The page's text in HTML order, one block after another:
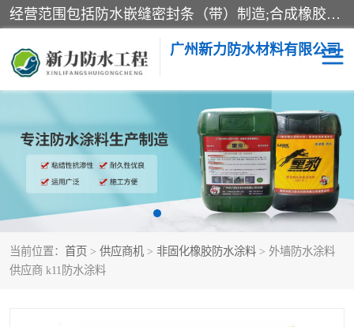
经营范围包括防水嵌缝密封条（带）制造;合成橡胶制造（监控化学品、危险化学品除外）;沥青混合物制造;防水胶粘带制造;其他合成材料制造（监控化学品、危险化学品除外）;涂料制造（监控化学品、危险化学品除外）;建筑结构防水补漏;防水建筑材料制造;粘合剂制造（监控化学品、危险化学品除外）;涂料零售;广州新力防水材料有限公司具有1处分支机构。
广州新力防水材料有限公司
当前位置： 首页 > 供应商机 > 非固化橡胶防水涂料 > 外墙防水涂料
供应商 k11防水涂料
黑豹防水胶 建筑108胶水
乳化沥青防水涂料 自粘卷材
非固化橡胶防水涂料